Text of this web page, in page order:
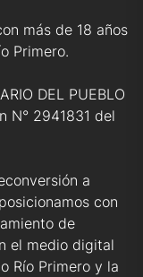
más de 18 años
Primero.
DEL PUEBLO
N° 2941831 del
a
con
de
el medio digital
Río Primero y la